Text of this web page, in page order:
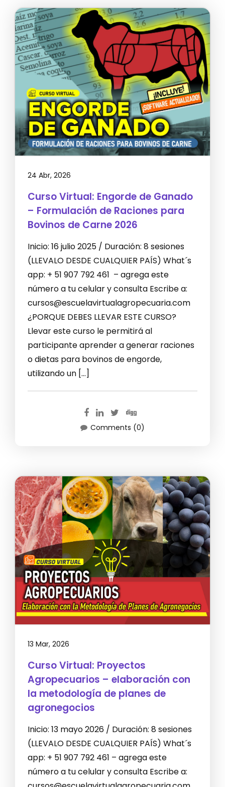
24 Abr, 2026
Curso Virtual: Engorde de Ganado
– Formulación de Raciones para
Bovinos de Carne 2026
Inicio: 16 julio 2025 / Duración: 8 sesiones
(LLEVALO DESDE CUALQUIER PAÍS) What´s
app: + 51 907 792 461 – agrega este
número a tu celular y consulta Escribe a:
cursos@escuelavirtualagropecuaria.com
¿PORQUE DEBES LLEVAR ESTE CURSO?
Llevar este curso le permitirá al
participante aprender a generar raciones
o dietas para bovinos de engorde,
utilizando un […]
Comments (0)
13 Mar, 2026
Curso Virtual: Proyectos
Agropecuarios – elaboración con
la metodología de planes de
agronegocios
Inicio: 13 mayo 2026 / Duración: 8 sesiones
(LLEVALO DESDE CUALQUIER PAÍS) What´s
app: + 51 907 792 461 – agrega este
número a tu celular y consulta Escribe a: